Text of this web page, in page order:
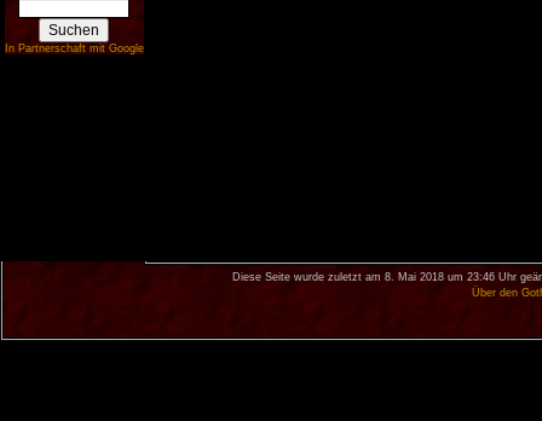
In Partnerschaft mit Google
Diese Seite wurde zuletzt am 8. Mai 2018 um 23:46 Uhr
Über den